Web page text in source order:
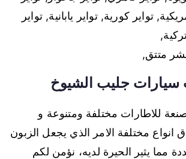
تواير كورية, تواير يابانية, تواير
متتق,
سيارات جليب الشيوخ
للاطارات مختلفة ومتنوعة و
مختلفة الامر الذي يجعل الزبون
مما يثير الحيرة لديه، نؤمن لكم